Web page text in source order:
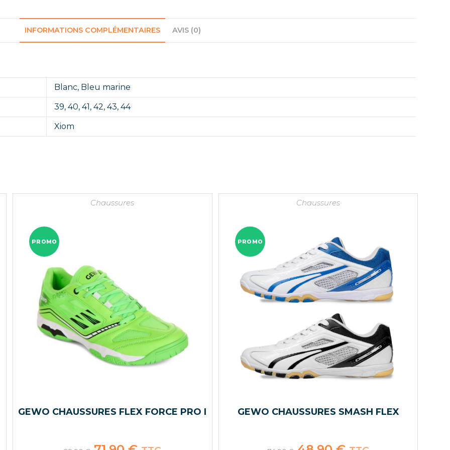
INFORMATIONS COMPLÉMENTAIRES AVIS (0)
Blanc, Bleu marine
39,40,41,42,43,44
Xiom
Chaussures
PROMO
GEWO CHAUSSURES FLEX FORCE PRO I
Le Le
Chaussures
PROMO
GEWO CHAUSSURES SMASH FLEX
Le Le